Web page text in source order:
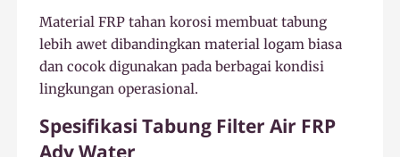
Material FRP tahan korosi membuat tabung
lebih awet dibandingkan material logam biasa
dan cocok digunakan pada berbagai kondisi
lingkungan operasional.
Spesifikasi Tabung Filter Air FRP
Ady Water